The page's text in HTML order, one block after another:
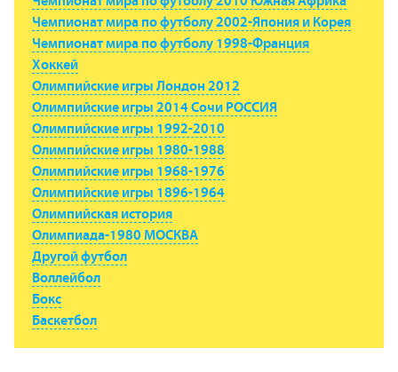
Чемпионат мира по футболу 2002-Япония и Корея
Чемпионат мира по футболу 1998-Франция
Хоккей
Олимпийские игры Лондон 2012
Олимпийские игры 2014 Сочи РОССИЯ
Олимпийские игры 1992-2010
Олимпийские игры 1980-1988
Олимпийские игры 1968-1976
Олимпийские игры 1896-1964
Олимпийская история
Олимпиада-1980 МОСКВА
Другой футбол
Воллейбол
Бокс
Баскетбол